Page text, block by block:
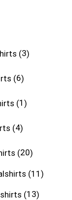
3
6
1
4
20
11
13